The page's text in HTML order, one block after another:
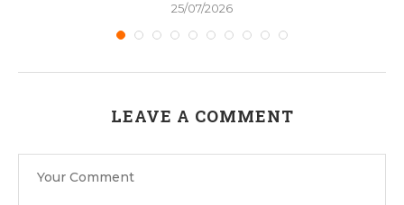
25/07/2026
LEAVE A COMMENT